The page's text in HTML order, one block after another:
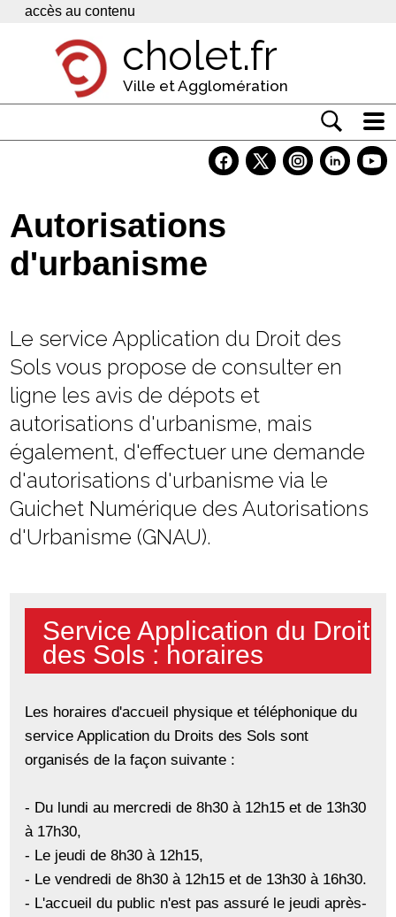
Panneau de gestion des cookies
accès au contenu
cholet.fr
Ville et Agglomération
Economie
Services
Autorisations
d'urbanisme
Le service Application du Droit des
Sols vous propose de consulter en
ligne les avis de dépots et
autorisations d'urbanisme, mais
également, d'effectuer une demande
d'autorisations d'urbanisme via le
Guichet Numérique des Autorisations
d'Urbanisme (GNAU).
Service Application du Droit
des Sols : horaires
Les horaires d'accueil physique et téléphonique du
service Application du Droits des Sols sont
organisés de la façon suivante :
- Du lundi au mercredi de 8h30 à 12h15 et de 13h30
à 17h30,
- Le jeudi de 8h30 à 12h15,
- Le vendredi de 8h30 à 12h15 et de 13h30 à 16h30.
- L'accueil du public n'est pas assuré le jeudi après-